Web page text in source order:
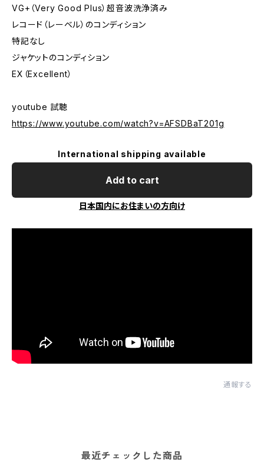
VG+（Very Good Plus）超音波洗浄済み
レコード（レーベル）のコンディション
特記なし
ジャケットのコンディション
EX（Excellent）
youtube 試聴
https://www.youtube.com/watch?v=AFSDBaT201g
International shipping available
Add to cart
日本国内にお住まいの方向け
通報する
最近チェックした商品